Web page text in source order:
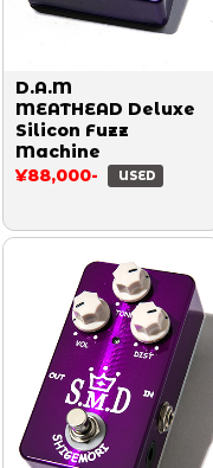
D.A.M
MEATHEAD Deluxe
Silicon Fuzz
Machine
¥88,000-
USED